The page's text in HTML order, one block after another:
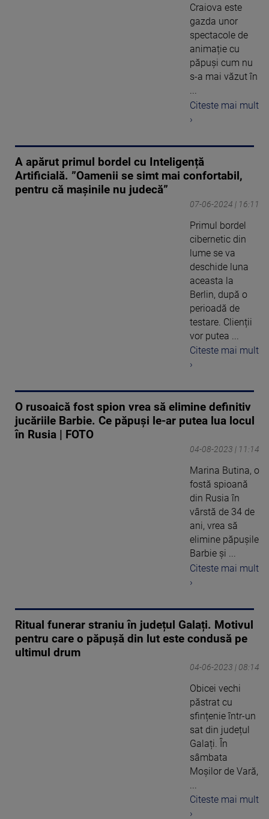
Craiova este
gazda unor
spectacole de
animație cu
păpuși cum nu
s-a mai văzut în
...
Citeste mai mult
›
A apărut primul bordel cu Inteligență
Artificială. ”Oamenii se simt mai confortabil,
pentru că mașinile nu judecă”
07-06-2024 | 16:11
Primul bordel
cibernetic din
lume se va
deschide luna
aceasta la
Berlin, după o
perioadă de
testare. Clienții
vor putea ...
Citeste mai mult
›
O rusoaică fost spion vrea să elimine definitiv
jucăriile Barbie. Ce păpuși le-ar putea lua locul
în Rusia | FOTO
04-08-2023 | 11:14
Marina Butina, o
fostă spioană
din Rusia în
vârstă de 34 de
ani, vrea să
elimine păpușile
Barbie și ...
Citeste mai mult
›
Ritual funerar straniu în județul Galați. Motivul
pentru care o păpușă din lut este condusă pe
ultimul drum
04-06-2023 | 08:14
Obicei vechi
păstrat cu
sfințenie într-un
sat din județul
Galați. În
sâmbata
Moșilor de Vară,
Citeste mai mult
›